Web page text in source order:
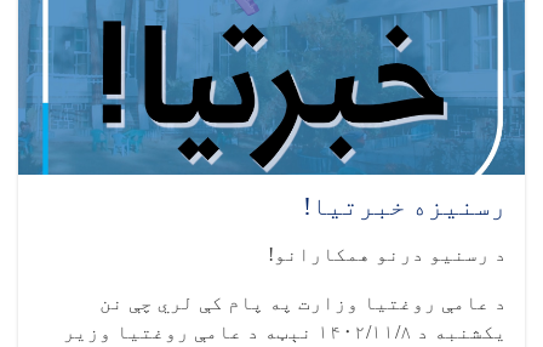
رسنیزه خبرتیا!
د رسنیو درنو همکارانو!
د عامې روغتیا وزارت په پام کې لري چې نن
يکشنبه د ۱۴۰۲/۱۱/۸ نېټه د عامې روغتيا وزير